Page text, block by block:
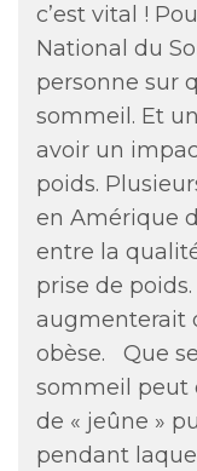
c’est vital !
National du
personne sur
sommeil. Et
avoir un
poids.
en Amérique
entre la
prise de
augmenterait
obèse. Que
sommeil peut
de « jeûne »
pendant